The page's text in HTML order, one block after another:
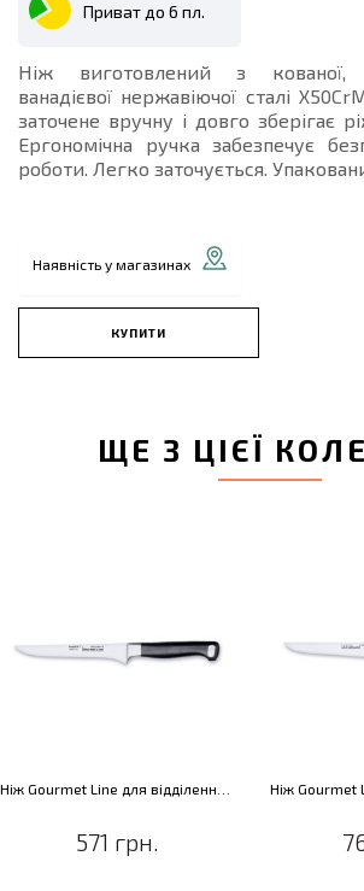
Приват до 6 пл.
Ніж виготовлений з кованої,
ванадієвої нержавіючої сталі
заточене вручну і довго зберігає
Ергономічна ручка забезпечує
роботи. Легко заточується.
Наявність у магазинах
КУПИТИ
ЩЕ З ЦІЄЇ
571 грн.